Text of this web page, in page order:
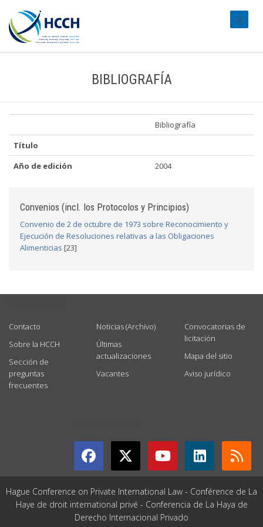
BIBLIOGRAFÍA
Bibliografía
Título
Año de edición
2004
Convenios (incl. los Protocolos y Principios)
Convenio de 2 de octubre de 1973 sobre Reconocimiento y
Ejecución de Resoluciones relativas a las Obligaciones
Alimenticias [23]
Contacto
Sobre la HCCH
Sección de
preguntas
frecuentes
Noticias (Archivo)
Últimas
actualizaciones
Vacantes
Convocatorias de
licitación
Mapa del sitio
Aviso jurídico
Hague Conference on Private International Law - Conférence de La
Haye de droit international privé - Conferencia de La Haya de
Derecho Internacional Privado